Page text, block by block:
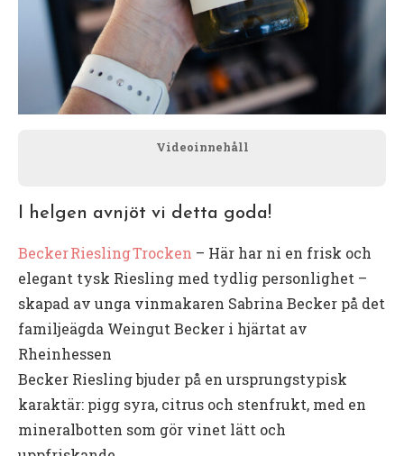
Videoinnehåll
I helgen avnjöt vi detta goda!
Becker Riesling Trocken – Här har ni en frisk och
elegant tysk Riesling med tydlig personlighet –
skapad av unga vinmakaren Sabrina Becker på det
familjeägda Weingut Becker i hjärtat av
Rheinhessen
Becker Riesling bjuder på en ursprungstypisk
karaktär: pigg syra, citrus och stenfrukt, med en
mineralbotten som gör vinet lätt och